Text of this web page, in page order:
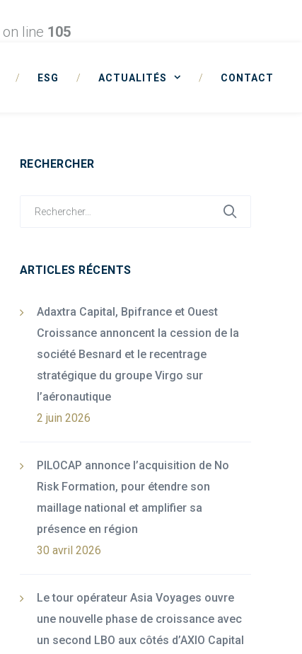
on line 105
/ ESG / ACTUALITÉS / CONTACT
RECHERCHER
Search
ARTICLES RÉCENTS
Adaxtra Capital, Bpifrance et Ouest
Croissance annoncent la cession de la
société Besnard et le recentrage
stratégique du groupe Virgo sur
l’aéronautique
2 juin 2026
PILOCAP annonce l’acquisition de No
Risk Formation, pour étendre son
maillage national et amplifier sa
présence en région
30 avril 2026
Le tour opérateur Asia Voyages ouvre
une nouvelle phase de croissance avec
un second LBO aux côtés d’AXIO Capital